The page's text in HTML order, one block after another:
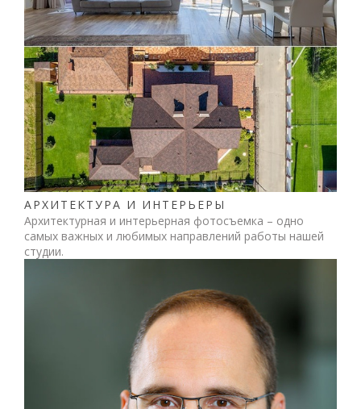
АРХИТЕКТУРА И ИНТЕРЬЕРЫ
Архитектурная и интерьерная фотосъемка – одно
самых важных и любимых направлений работы нашей
студии.